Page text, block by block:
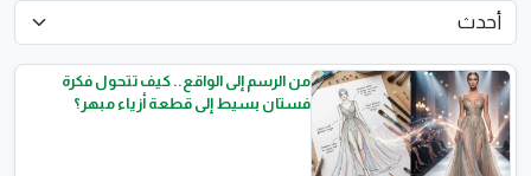
من الرسم إلى الواقع.. كيف تتحول فكرة
فستان بسيط إلى قطعة أزياء مبهر؟